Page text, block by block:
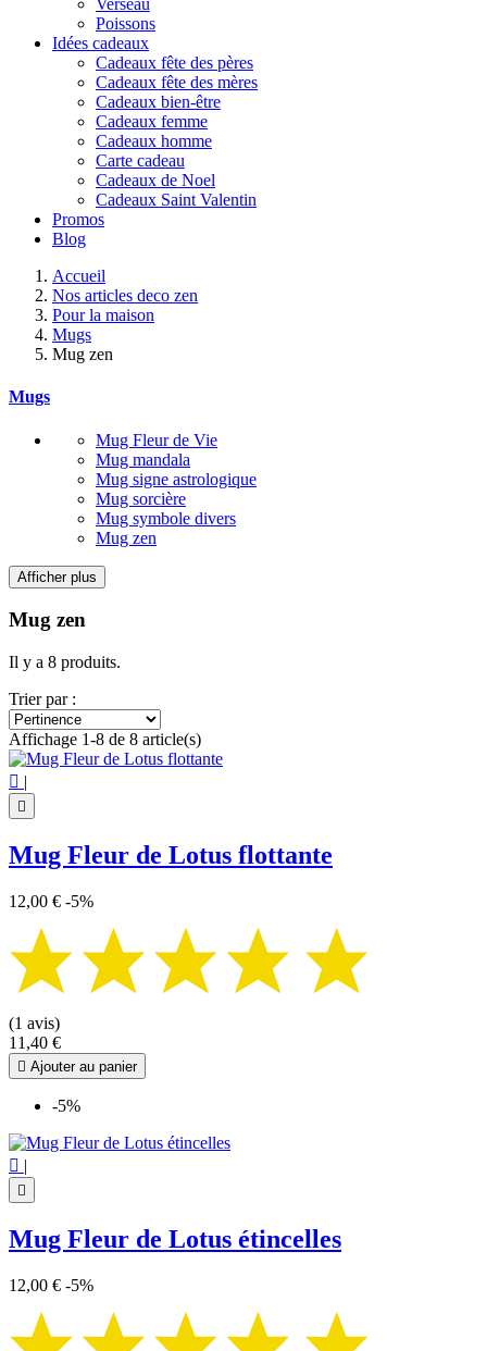
Verseau
Poissons
Idées cadeaux
Cadeaux fête des pères
Cadeaux fête des mères
Cadeaux bien-être
Cadeaux femme
Cadeaux homme
Carte cadeau
Cadeaux de Noel
Cadeaux Saint Valentin
Promos
Blog
Accueil
Nos articles deco zen
Pour la maison
Mugs
Mug zen
Mugs
Mug Fleur de Vie
Mug mandala
Mug signe astrologique
Mug sorcière
Mug symbole divers
Mug zen
Effacer les filtres
€
Bouddha
5
Fleur de Lotus 2
Infini 1
Voir les Produits
Afficher plus
Mug zen
Il y a 8 produits.
Trier par :
Affichage 1-8 de 8 article(s)
 |

Mug Fleur de Lotus flottante
12,00 € -5%
(1 avis)
11,40 €
 Ajouter au panier
-5%
 |

Mug Fleur de Lotus étincelles
12,00 € -5%